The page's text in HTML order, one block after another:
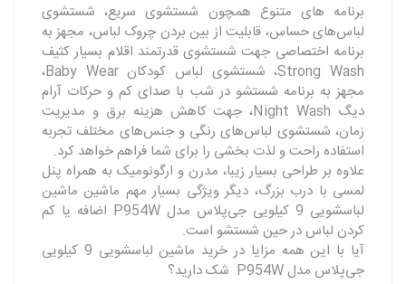
برنامه های متنوع همچون شستشوی سریع، شستشوی
لباس‌های حساس، قابلیت از بین بردن چروک لباس، مجهز به
برنامه اختصاصی جهت شستشوی قدرتمند اقلام بسیار کثیف
Strong Wash، شستشوی لباس کودکان Baby Wear،
مجهز به برنامه شستشو در شب با صدای کم و حرکات آرام
دیگ Night Wash، جهت کاهش هزینه برق و مدیریت
زمان، شستشوی لباس‌های رنگی و جنس‌های مختلف تجربه
استفاده راحت و لذت بخشی را برای شما فراهم خواهد کرد.
علاوه بر طراحی بسیار زیبا، مدرن و ارگونومیک به همراه پنل
لمسی با درب بزرگ، دیگر ویژگی بسیار مهم ماشین ماشین
لباسشویی 9 کیلویی جی‌پلاس مدل P954W اضافه یا کم
کردن لباس در حین شستشو است.
آیا با این همه مزایا در خرید ماشین لباسشویی 9 کیلویی
جی‌پلاس مدل P954W شک دارید؟